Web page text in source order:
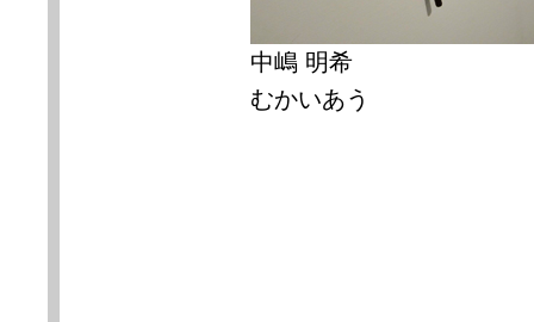
中嶋 明希
むかいあう